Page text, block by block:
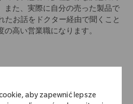
aby zapewnić lepsze
また、実際に自分の売った製品で
たお話をドクター経由で聞くこと
高い営業職になります。
休暇